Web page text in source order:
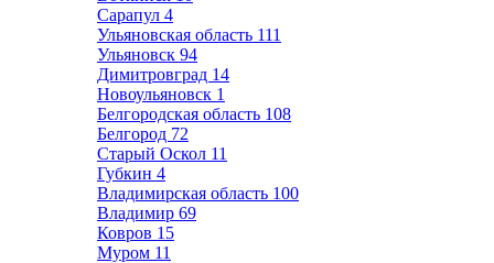
Сарапул 4
Ульяновская область 111
Ульяновск 94
Димитровград 14
Новоульяновск 1
Белгородская область 108
Белгород 72
Старый Оскол 11
Губкин 4
Владимирская область 100
Владимир 69
Ковров 15
Муром 11